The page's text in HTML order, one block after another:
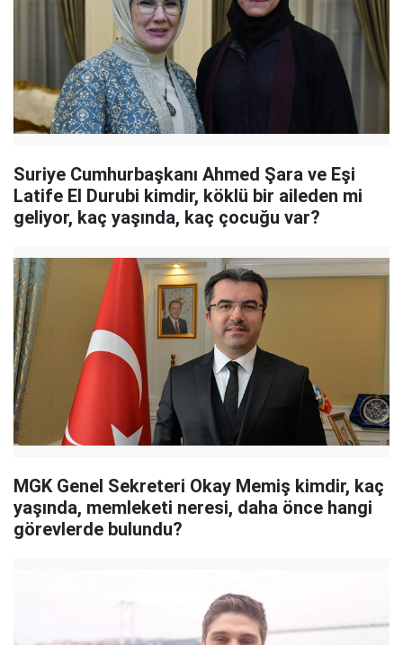
Suriye Cumhurbaşkanı Ahmed Şara ve Eşi
Latife El Durubi kimdir, köklü bir aileden mi
geliyor, kaç yaşında, kaç çocuğu var?
MGK Genel Sekreteri Okay Memiş kimdir, kaç
yaşında, memleketi neresi, daha önce hangi
görevlerde bulundu?